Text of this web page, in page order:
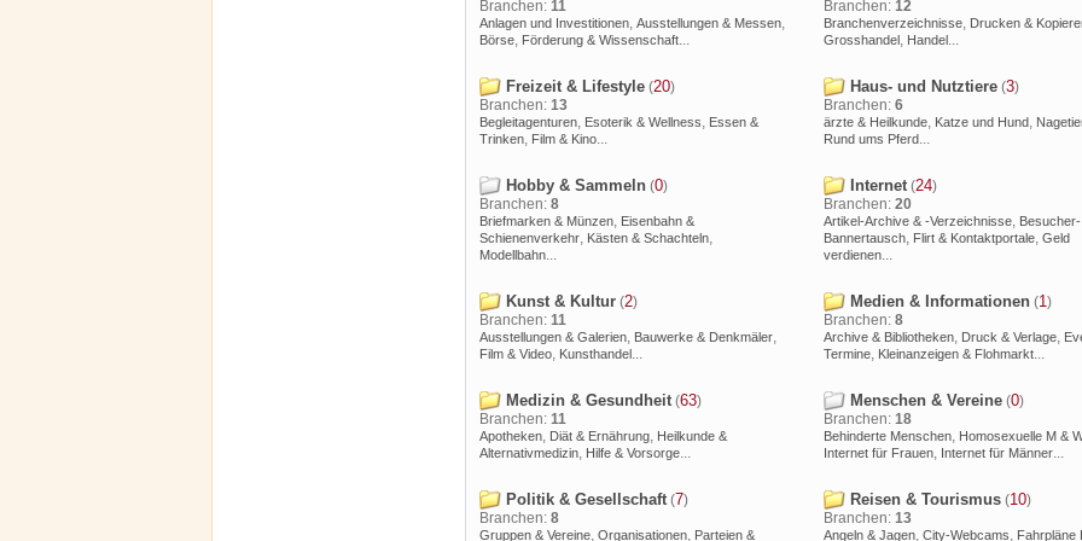
Branchen: 11
Anlagen und Investitionen, Ausstellungen & Messen,
Börse, Förderung & Wissenschaft...
Branchen: 12
Branchenverzeichnisse, Drucken &
Grosshandel, Handel...
Freizeit & Lifestyle (20)
Branchen: 13
Begleitagenturen, Esoterik & Wellness, Essen &
Trinken, Film & Kino...
Haus- und Nutztiere (3)
Branchen: 6
ärzte & Heilkunde, Katze und Hund,
Rund ums Pferd...
Hobby & Sammeln (0)
Branchen: 8
Briefmarken & Münzen, Eisenbahn &
Schienenverkehr, Kästen & Schachteln,
Modellbahn...
Internet(24)
Branchen: 20
Artikel-Archive & -Verzeichnisse,
Bannertausch, Flirt & Kontaktportale, Geld
verdienen...
Kunst & Kultur (2)
Branchen: 11
Ausstellungen & Galerien, Bauwerke & Denkmäler,
Film & Video, Kunsthandel...
Medien & Informationen (1)
Branchen: 8
Archive & Bibliotheken, Druck & Verlage,
Termine, Kleinanzeigen & Flohmarkt...
Medizin & Gesundheit(63)
Branchen: 11
Apotheken, Diät & Ernährung, Heilkunde &
Alternativmedizin, Hilfe & Vorsorge...
Menschen & Vereine (0)
Branchen: 18
Behinderte Menschen, Homosexuelle M &
Internet für Frauen, Internet für Männer...
Politik & Gesellschaft(7)
Branchen: 8
Gruppen & Vereine, Organisationen, Parteien &
Reisen & Tourismus (10)
Branchen: 13
Angeln & Jagen, City-Webcams, Fahrpläne